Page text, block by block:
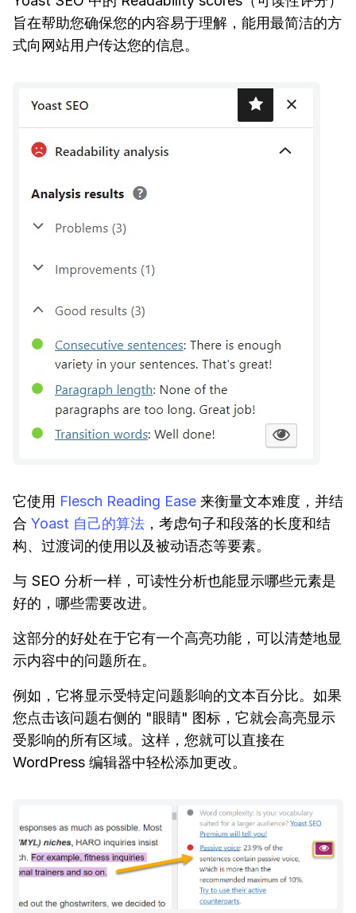
旨在帮助您确保您的内容易于理解，能用最简洁的方
式向网站用户传达您的信息。
它使用 Flesch Reading Ease 来衡量文本难度，并结
合 Yoast 自己的算法 ，考虑句子和段落的长度和结
构、过渡词的使用以及被动语态等要素。
与 SEO 分析一样，可读性分析也能显示哪些元素是
好的，哪些需要改进。
这部分的好处在于它有一个高亮功能，可以清楚地显
示内容中的问题所在。
例如，它将显示受特定问题影响的文本百分比。如果
您点击该问题右侧的 "眼睛" 图标，它就会高亮显示
受影响的所有区域。这样，您就可以直接在
WordPress 编辑器中轻松添加更改。